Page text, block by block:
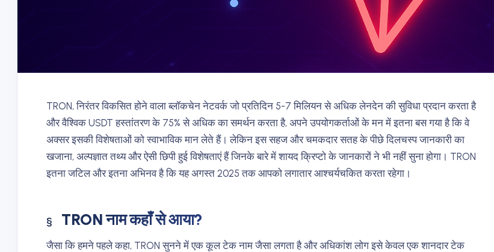
TRON, निरंतर विकसित होने वाला ब्लॉकचेन नेटवर्क जो प्रतिदिन 5-7 मिलियन से अधिक लेनदेन की सुविधा प्रदान करता है
और वैश्विक USDT हस्तांतरण के 75% से अधिक का समर्थन करता है, अपने उपयोगकर्ताओं के मन में इतना बस गया है कि वे
अक्सर इसकी विशेषताओं को स्वाभाविक मान लेते हैं। लेकिन इस सहज और चमकदार सतह के पीछे दिलचस्प जानकारी का
खजाना, अल्पज्ञात तथ्य और ऐसी छिपी हुई विशेषताएं हैं जिनके बारे में शायद क्रिप्टो के जानकारों ने भी नहीं सुना होगा। TRON
इतना जटिल और इतना अभिनव है कि यह अगस्त 2025 तक आपको लगातार आश्चर्यचकित करता रहेगा।
TRON नाम कहाँ से आया?
जैसा कि हमने पहले कहा, TRON सुनने में एक कूल टेक नाम जैसा लगता है और अधिकांश लोग इसे केवल एक शानदार टेक